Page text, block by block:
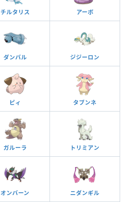
チルタリス アーボ
ダンバル ジジーロン
ピィ タブンネ
ガルーラ トリミアン
オンバーン ニダンギル